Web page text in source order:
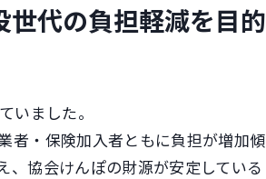
代の負担軽減を目的
いました。
者・保険加入者ともに負担が増加傾
、協会けんぽの財源が安定している